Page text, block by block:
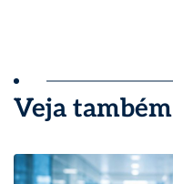
Veja também